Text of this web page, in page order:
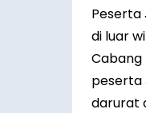
Peserta
di luar
Cabang
peserta
darurat